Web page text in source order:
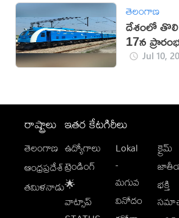
తెలంగాణ
దేశంలో తొలి
17న
Jul 10,
రాష్ట్రాలు
తెలంగాణ
ఆంధ్రప్రదేశ్
తమిళనాడు
ఇతర కేటగిరీలు
ఉద్యోగాలు
ట్రెండింగ్
🌟
వాట్సాప్
Lokal
-
మగువ
వినోదం
క్రైమ్
భక్తి